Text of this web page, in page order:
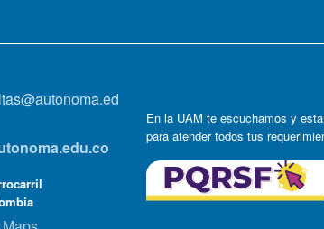
En la UAM te escuchamos y
para atender todos tus